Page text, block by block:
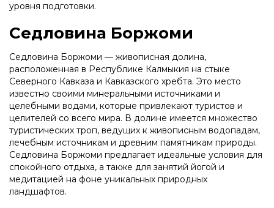
уровня подготовки.
Седловина Боржоми
Седловина Боржоми — живописная долина,
расположенная в Республике Калмыкия на стыке
Северного Кавказа и Кавказского хребта. Это место
известно своими минеральными источниками и
целебными водами, которые привлекают туристов и
целителей со всего мира. В долине имеется множество
туристических троп, ведущих к живописным водопадам,
лечебным источникам и древним памятникам природы.
Седловина Боржоми предлагает идеальные условия для
спокойного отдыха, а также для занятий йогой и
медитацией на фоне уникальных природных
ландшафтов.